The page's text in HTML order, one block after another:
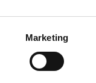
Marketing
analizzare il nostro
e social media, i quali
Per tutti gli altri tipi di